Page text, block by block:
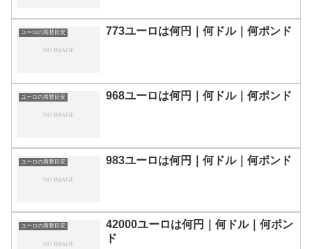
ユーロの両替目安 773ユーロは何円｜何ドル｜何ポンド
ユーロの両替目安 968ユーロは何円｜何ドル｜何ポンド
ユーロの両替目安 983ユーロは何円｜何ドル｜何ポンド
ユーロの両替目安
42000ユーロは何円｜何ドル｜何ポン
ド